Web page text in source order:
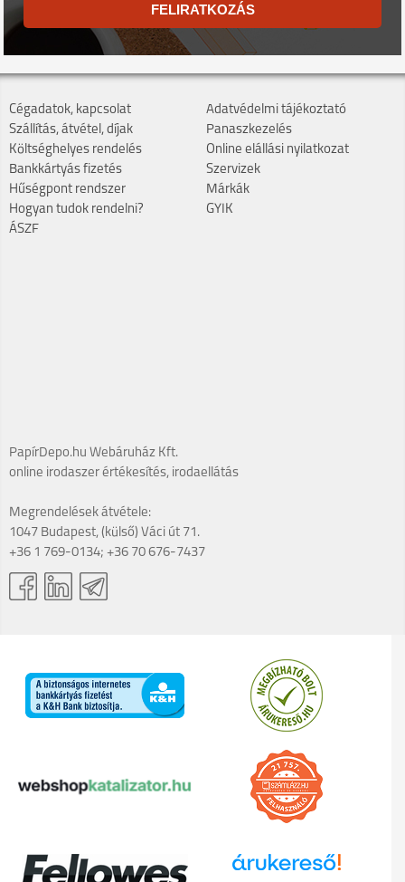
FELIRATKOZÁS
Cégadatok, kapcsolat
Szállítás, átvétel, díjak
Költséghelyes rendelés
Bankkártyás fizetés
Hűségpont rendszer
Hogyan tudok rendelni?
ÁSZF
Adatvédelmi tájékoztató
Panaszkezelés
Online elállási nyilatkozat
Szervizek
Márkák
GYIK
PapírDepo.hu Webáruház Kft.
online irodaszer értékesítés, irodaellátás
Megrendelések átvétele:
1047 Budapest, (külső) Váci út 71.
+36 1 769-0134; +36 70 676-7437